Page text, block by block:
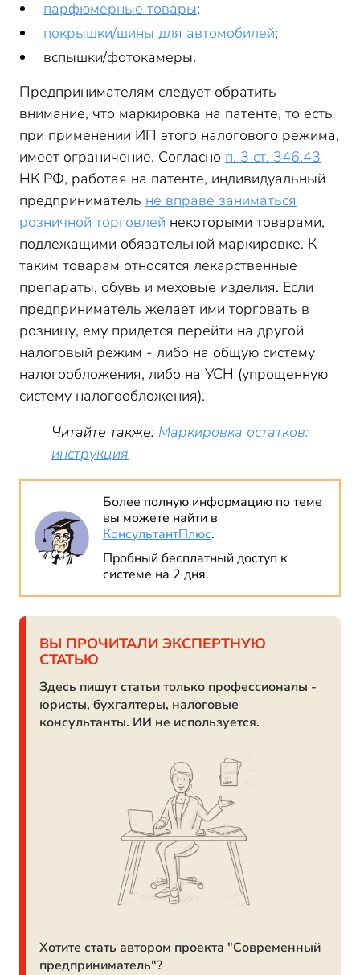
парфюмерные товары;
покрышки/шины для автомобилей;
вспышки/фотокамеры.
Предпринимателям следует обратить
внимание, что маркировка на патенте, то есть
при применении ИП этого налогового режима,
имеет ограничение. Согласно п. 3 ст. 346.43
НК РФ, работая на патенте, индивидуальный
предприниматель не вправе заниматься
розничной торговлей некоторыми товарами,
подлежащими обязательной маркировке. К
таким товарам относятся лекарственные
препараты, обувь и меховые изделия. Если
предприниматель желает ими торговать в
розницу, ему придется перейти на другой
налоговый режим - либо на общую систему
налогообложения, либо на УСН (упрощенную
систему налогообложения).
Читайте также: Маркировка остатков:
инструкция
Более полную информацию по теме
вы можете найти в
КонсультантПлюс.
Пробный бесплатный доступ к
системе на 2 дня.
ВЫ ПРОЧИТАЛИ ЭКСПЕРТНУЮ
СТАТЬЮ
Здесь пишут статьи только профессионалы -
юристы, бухгалтеры, налоговые
консультанты. ИИ не используется.
Хотите стать автором проекта "Современный
предприниматель"?